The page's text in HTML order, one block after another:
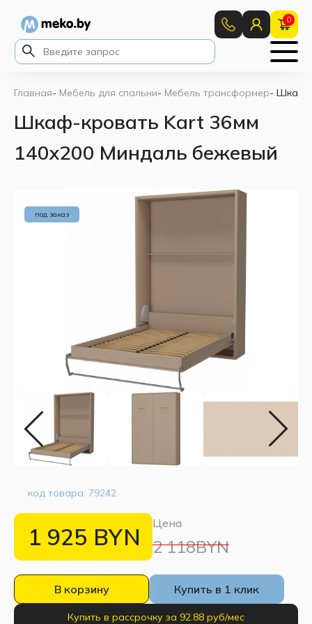
0
Главная- Мебель для спальни- Мебель трансформер- Шкаф-
Шкаф-кровать Kart 36мм
140x200 Миндаль бежевый
под заказ
код товара: 79242
1 925 BYN Цена
2 118BYN
В корзину Купить в 1 клик
Купить в рассрочку за 92.88 руб/мес